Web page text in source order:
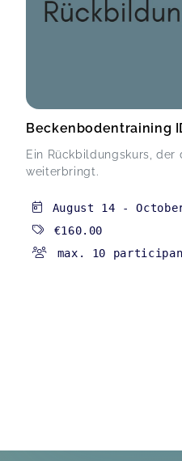
Beckenbodentraining
Ein Rückbildungskurs, der
weiterbringt.
August 14 -
€160.00
max. 10